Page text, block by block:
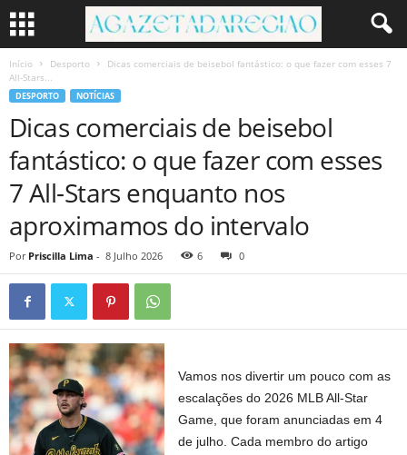
Início Desporto
Dicas comerciais de beisebol fantástico: o que fazer com esses 7
All-Stars...
DESPORTO NOTÍCIAS
Dicas comerciais de beisebol
fantástico: o que fazer com esses
7 All-Stars enquanto nos
aproximamos do intervalo
Por Priscilla Lima - 8 Julho 2026 6 0
Vamos nos divertir um pouco com as
escalações do 2026 MLB All-Star
Game, que foram anunciadas em 4
de julho. Cada membro do artigo